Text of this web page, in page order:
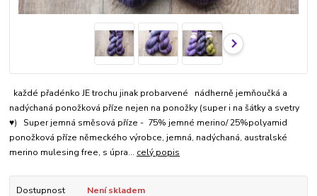
každé přadénko JE trochu jinak probarvené nádherně jemňoučká a
nadýchaná ponožková příze nejen na ponožky (super i na šátky a svetry
♥) Super jemná směsová příze - 75% jemné merino/ 25%polyamid
ponožková příze německého výrobce, jemná, nadýchaná, australské
merino mulesing free, s úpra... celý popis
Dostupnost Není skladem